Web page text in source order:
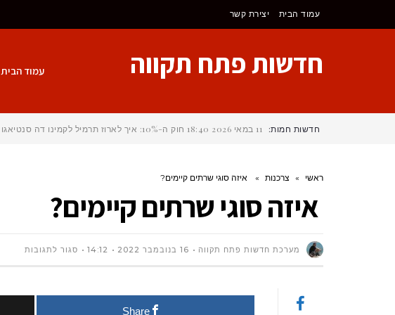
עמוד הבית יצירת קשר
חדשות פתח תקווה עמוד הבית
חדשות חמות: 11 במאי 2026 18:40 חוק ה-10%: איך לארוז תרמיל לקמינו דה סנטיאגו (Camino de Santi
ראשי » צרכנות » איזה סוגי שרתים קיימים?
איזה סוגי שרתים קיימים?
מערכת חדשות פתח תקווה 16 בנובמבר 2022 14:12 סגור לתגובותעל
Share